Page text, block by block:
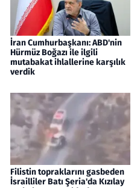
İran Cumhurbaşkanı: ABD'nin
Hürmüz Boğazı ile ilgili
mutabakat ihlallerine karşılık
verdik
Filistin topraklarını gasbeden
İsrailliler Batı Şeria'da Kızılay